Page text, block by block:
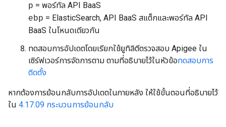
p = พอร์ทัล API BaaS
ebp = ElasticSearch, API BaaS สแต็กและพอร์ทัล API
BaaS ในโหนดเดียวกัน
ทดสอบการอัปเดตโดยเรียกใช้ยูทิลิตีตรวจสอบ Apigee ใน
เซิร์ฟเวอร์การจัดการตาม ตามที่อธิบายไว้ในหัวข้อทดสอบการ
ติดตั้ง
หากต้องการย้อนกลับการอัปเดตในภายหลัง ให้ใช้ขั้นตอนที่อธิบายไว้
ใน 4.17.09 กระบวนการย้อนกลับ